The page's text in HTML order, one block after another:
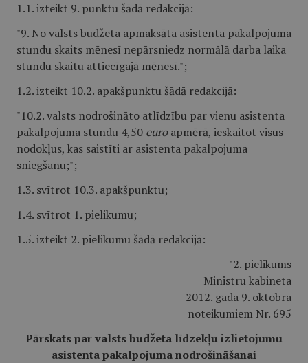
1.1. izteikt 9. punktu šādā redakcijā:
"9. No valsts budžeta apmaksāta asistenta pakalpojuma
stundu skaits mēnesī nepārsniedz normālā darba laika
stundu skaitu attiecīgajā mēnesī.";
1.2. izteikt 10.2. apakšpunktu šādā redakcijā:
"10.2. valsts nodrošināto atlīdzību par vienu asistenta
pakalpojuma stundu 4,50 euroapmērā, ieskaitot visus
nodokļus, kas saistīti ar asistenta pakalpojuma
sniegšanu;";
1.3. svītrot 10.3. apakšpunktu;
1.4. svītrot 1. pielikumu;
1.5. izteikt 2. pielikumu šādā redakcijā:
"2. pielikums
Ministru kabineta
2012. gada 9. oktobra
noteikumiem Nr. 695
Pārskats par valsts budžeta līdzekļu izlietojumu
asistenta pakalpojuma nodrošināšanai